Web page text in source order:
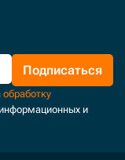
Подписаться
обработку
и